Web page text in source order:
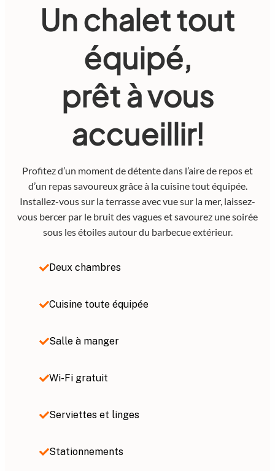
Un chalet tout
équipé,
prêt à vous
accueillir!
Profitez d’un moment de détente dans l’aire de repos et
d’un repas savoureux grâce à la cuisine tout équipée.
Installez-vous sur la terrasse avec vue sur la mer, laissez-
vous bercer par le bruit des vagues et savourez une soirée
sous les étoiles autour du barbecue extérieur.
Deux chambres
Cuisine toute équipée
Salle à manger
Wi-Fi gratuit
Serviettes et linges
Stationnements